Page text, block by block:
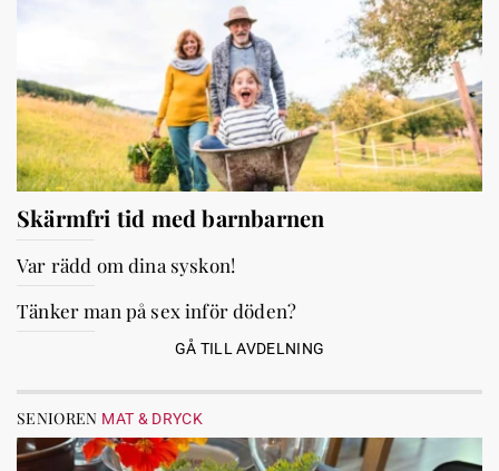
Skärmfri tid med barnbarnen
Var rädd om dina syskon!
Tänker man på sex inför döden?
GÅ TILL AVDELNING
SENIOREN MAT & DRYCK